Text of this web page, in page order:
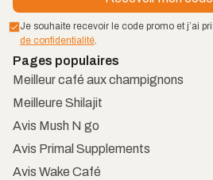
Je souhaite recevoir le code promo et j’ai
de confidentialité.
Pages populaires
Meilleur café aux champignons
Meilleure Shilajit
Avis Mush N go
Avis Primal Supplements
Avis Wake Café